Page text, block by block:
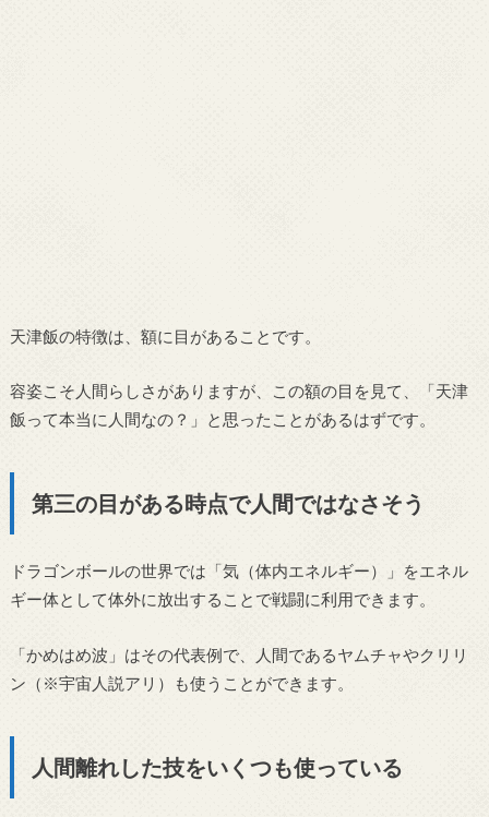
天津飯の特徴は、額に目があることです。
容姿こそ人間らしさがありますが、この額の目を見て、「天津
飯って本当に人間なの？」と思ったことがあるはずです。
第三の目がある時点で人間ではなさそう
ドラゴンボールの世界では「気（体内エネルギー）」をエネル
ギー体として体外に放出することで戦闘に利用できます。
「かめはめ波」はその代表例で、人間であるヤムチャやクリリ
ン（※宇宙人説アリ）も使うことができます。
人間離れした技をいくつも使っている